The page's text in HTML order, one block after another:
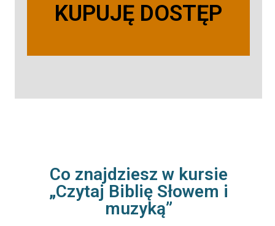
KUPUJĘ DOSTĘP
Co znajdziesz w kursie
„Czytaj Biblię Słowem i
muzyką”